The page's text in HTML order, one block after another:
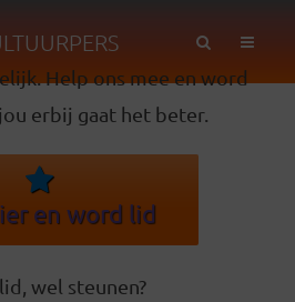
Help ons mee en word
erbij gaat het beter.
en word lid
wel steunen?